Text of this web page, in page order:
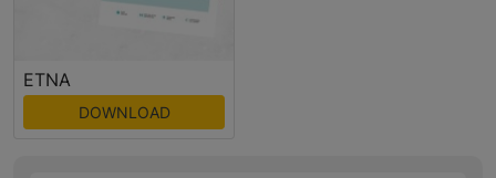
ETNA
DOWNLOAD